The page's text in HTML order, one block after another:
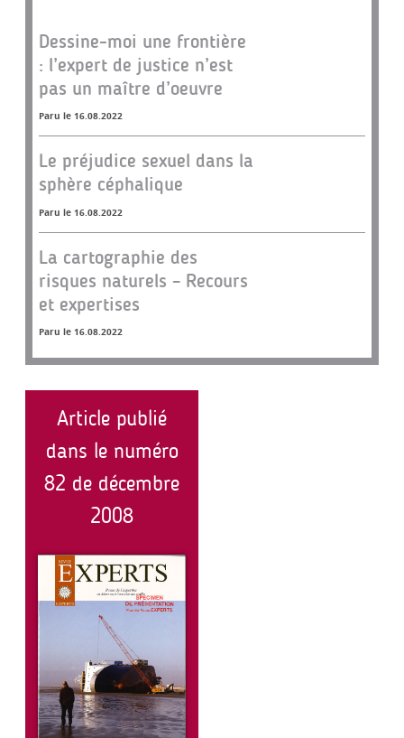
Dessine-moi une frontière
: l’expert de justice n’est
pas un maître d’oeuvre
Paru le 16.08.2022
Le préjudice sexuel dans la
sphère céphalique
Paru le 16.08.2022
La cartographie des
risques naturels – Recours
et expertises
Paru le 16.08.2022
Article publié
dans le numéro
82 de décembre
2008